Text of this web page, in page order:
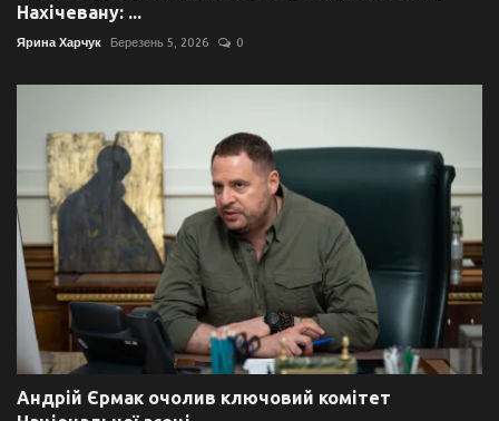
Нахічевану: ...
Ярина Харчук Березень 5, 2026 0
Андрій Єрмак очолив ключовий комітет